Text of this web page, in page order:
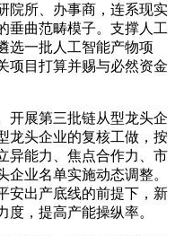
院所、办事商，连系现实
垂曲范畴模子。支撑人工
选一批人工智能产物项
项目打算并赐与必然资金
展第三批链从型龙头企
龙头企业的复核工做，按
异能力、焦点合作力、市
业名单实施动态调整。
安出产底线的前提下，新
，提高产能操纵率。